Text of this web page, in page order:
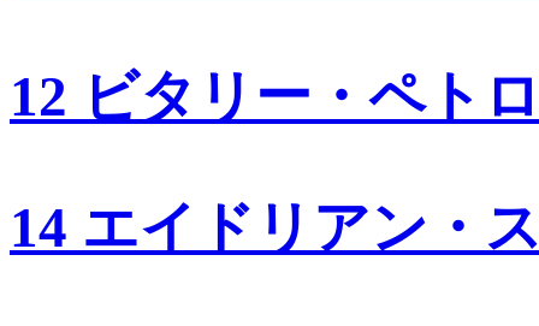
12 ビタリー・ペト
14 エイドリアン・